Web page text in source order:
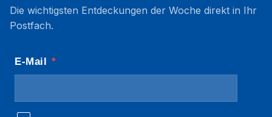
Die wichtigsten Entdeckungen der Woche direkt in Ihr
Postfach.